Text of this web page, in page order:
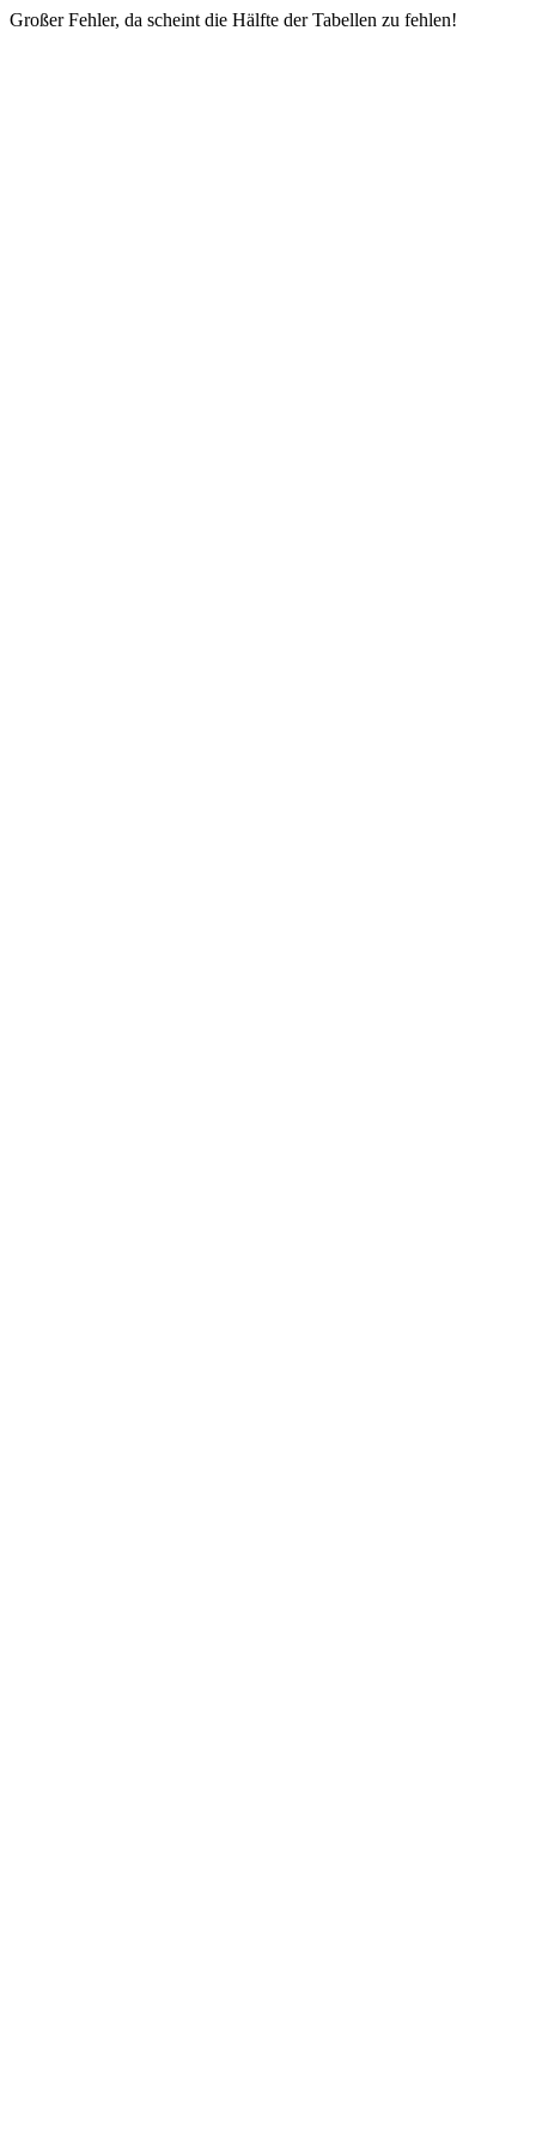
Großer Fehler, da scheint die Hälfte der Tabellen zu fehlen!